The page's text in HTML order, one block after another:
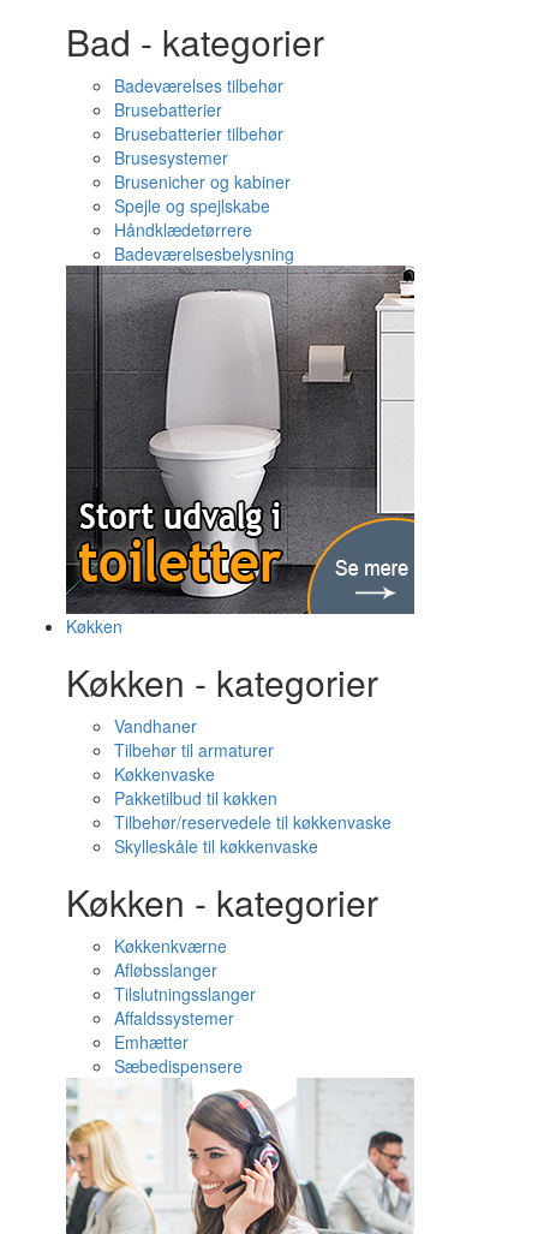
Bad - kategorier
Badeværelses tilbehør
Brusebatterier
Brusebatterier tilbehør
Brusesystemer
Brusenicher og kabiner
Spejle og spejlskabe
Håndklædetørrere
Badeværelsesbelysning
Køkken
Køkken - kategorier
Vandhaner
Tilbehør til armaturer
Køkkenvaske
Pakketilbud til køkken
Tilbehør/reservedele til køkkenvaske
Skylleskåle til køkkenvaske
Køkken - kategorier
Køkkenkværne
Afløbsslanger
Tilslutningsslanger
Affaldssystemer
Emhætter
Sæbedispensere